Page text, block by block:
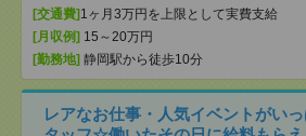
[交通費] 1ヶ月3万円を上限として実費支給
[月収例] 15～20万円
[勤務地] 静岡駅から徒歩10分
レアなお仕事・人気イベントがい